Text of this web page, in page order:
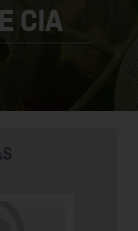
TABACO